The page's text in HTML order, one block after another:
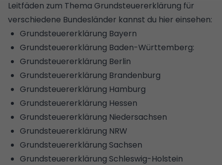
Leitfäden zum Thema Grundsteuererklärung für
verschiedene Bundesländer kannst du hier einsehen:
Grundsteuererklärung Bayern
Grundsteuererklärung Baden-Württemberg:
Grundsteuererklärung Berlin
Grundsteuererklärung Brandenburg
Grundsteuererklärung Hamburg
Grundsteuererklärung Hessen
Grundsteuererklärung Niedersachsen
Grundsteuererklärung NRW
Grundsteuererklärung Sachsen
Grundsteuererklärung Schleswig-Holstein